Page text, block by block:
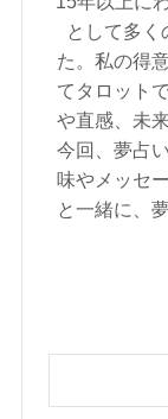
として多
た。私の得
てタロット
や直感、未
今回、夢占
味やメッセ
と一緒に、